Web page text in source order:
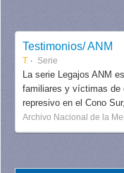
Testimonios/ ANM
T Serie
La serie Legajos ANM
familiares y víctimas de
represivo en el Cono
Archivo Nacional de la